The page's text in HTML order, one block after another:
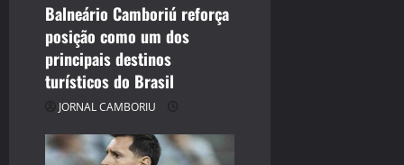
Balneário Camboriú reforça
posição como um dos
principais destinos
turísticos do Brasil
JORNAL CAMBORIU